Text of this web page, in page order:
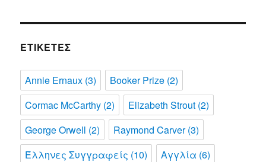
ΕΤΙΚΈΤΕΣ
Annie Ernaux (3) Booker Prize (2)
Cormac McCarthy (2) Elizabeth Strout (2)
George Orwell (2) Raymond Carver(3)
Έλληνες Συγγραφείς (10) Αγγλία (6)